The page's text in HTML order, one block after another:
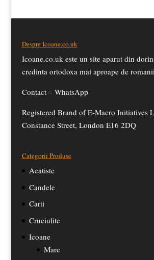
Despre Icoane.co.uk
Icoane.co.uk este un site aparut din
credinta ortodoxa mai aproape de
Contact – WhatsApp
Registered Brand of E-Macro Initiatives
Constance Street, London E16 2DQ
Categorii Produse
Acatiste
Candele
Carti
Cruciulite
Icoane
Mare